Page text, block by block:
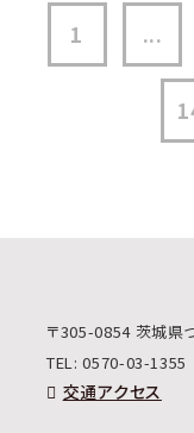
1 ...
〒305-0854 茨城県
TEL:0570-03-1355
交通アクセス